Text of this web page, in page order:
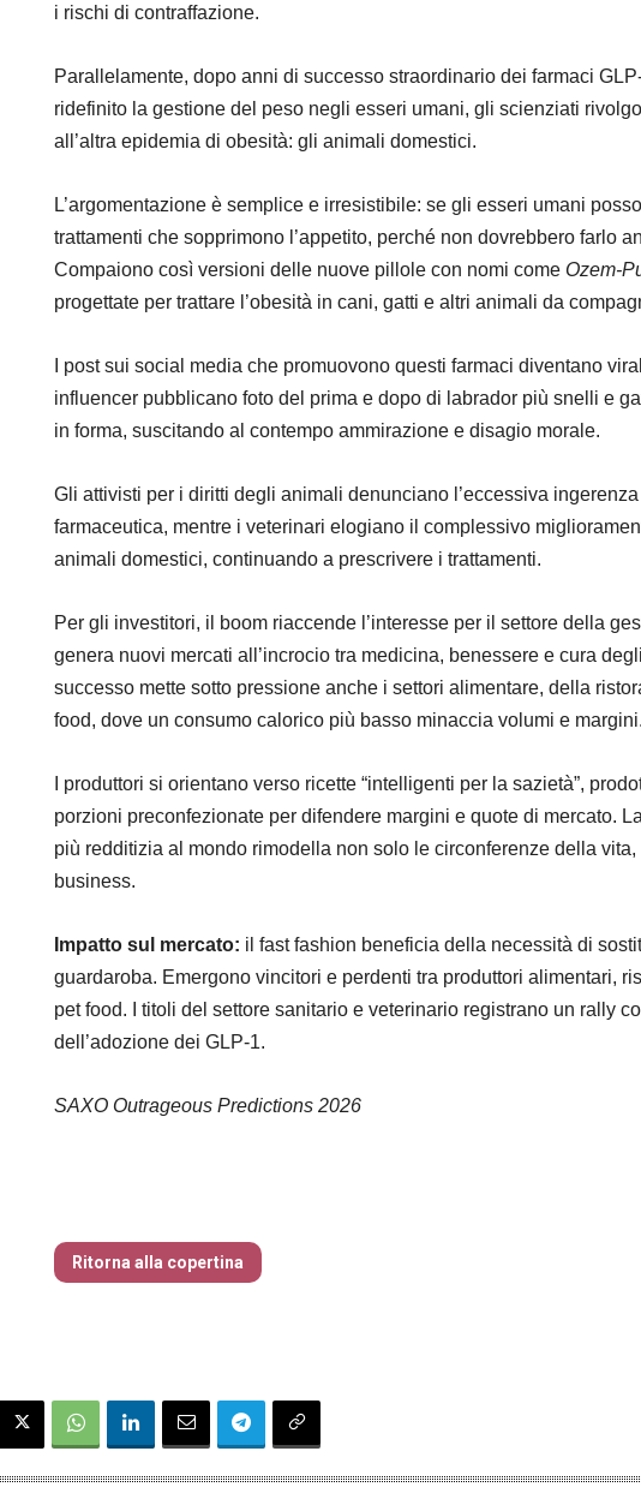
i rischi di contraffazione.
Parallelamente, dopo anni di successo straordinario dei farmaci
ridefinito la gestione del peso negli esseri umani, gli scienziati
all’altra epidemia di obesità: gli animali domestici.
L’argomentazione è semplice e irresistibile: se gli esseri umani
trattamenti che sopprimono l’appetito, perché non dovrebbero farlo
Compaiono così versioni delle nuove pillole con nomi come Ozem-
progettate per trattare l’obesità in cani, gatti e altri animali da
I post sui social media che promuovono questi farmaci diventano
influencer pubblicano foto del prima e dopo di labrador più snelli e
in forma, suscitando al contempo ammirazione e disagio morale.
Gli attivisti per i diritti degli animali denunciano l’eccessiva ingerenza
farmaceutica, mentre i veterinari elogiano il complessivo
animali domestici, continuando a prescrivere i trattamenti.
Per gli investitori, il boom riaccende l’interesse per il settore della
genera nuovi mercati all’incrocio tra medicina, benessere e cura
successo mette sotto pressione anche i settori alimentare, della
food, dove un consumo calorico più basso minaccia volumi e margini.
I produttori si orientano verso ricette “intelligenti per la sazietà”,
porzioni preconfezionate per difendere margini e quote di mercato.
più redditizia al mondo rimodella non solo le circonferenze della
business.
Impatto sul mercato: il fast fashion beneficia della necessità di
guardaroba. Emergono vincitori e perdenti tra produttori alimentari,
pet food. I titoli del settore sanitario e veterinario registrano un rally
dell’adozione dei GLP-1.
SAXO Outrageous Predictions 2026
Ritorna alla copertina